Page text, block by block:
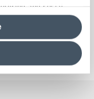
and social
itwith other
this banner,
tocontinue browsing
For more
Stone interpreta el
salinas naturales.